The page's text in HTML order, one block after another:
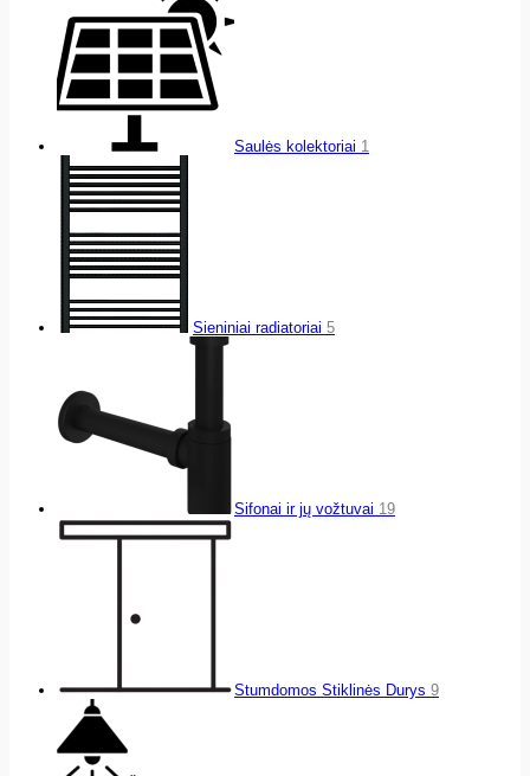
Saulės kolektoriai 1
Sieniniai radiatoriai 5
Sifonai ir jų vožtuvai 19
Stumdomos Stiklinės Durys 9